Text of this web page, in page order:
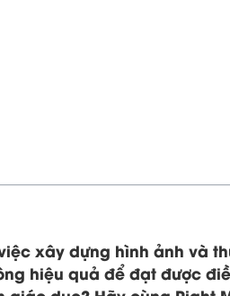
xây dựng hình ảnh và
hiệu quả để đạt được